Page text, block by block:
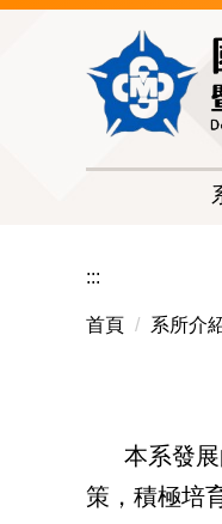
:::
首頁 系所介
本系發
策，積極培